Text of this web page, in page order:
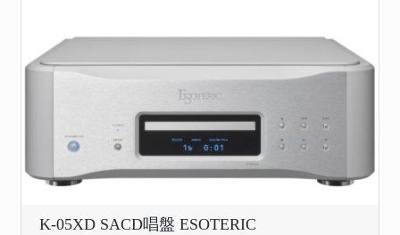
K-05XD SACD唱盤 ESOTERIC